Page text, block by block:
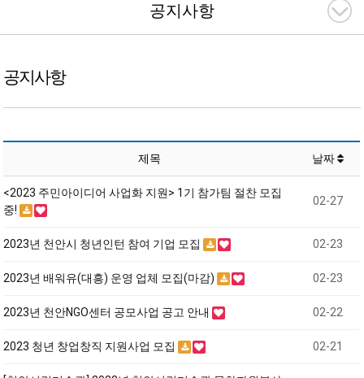
공지사항
공지사항
제목 날짜
<2023 주민아이디어 사업화 지원> 1기 참가팀 절찬 모집
중!
02-27
2023년 천안시 청년인턴 참여 기업 모집 02-23
2023년 배워유(대흥) 운영 업체 모집(마감) 02-23
2023년 천안NGO센터 공모사업 공고 안내 02-22
2023 청년 창업창직 지원사업 모집 02-21